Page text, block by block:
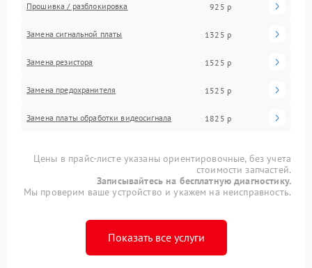
Прошивка / разблокировка 925 р
Замена сигнальной платы 1325 р
Замена резистора 1525 р
Замена предохранителя 1525 р
Замена платы обработки видеосигнала 1825 р
Цены в прайс-листе указаны ориентировочные, без учета
стоимости запчастей.
Записывайтесь на бесплатную диагностику.
Мы проверим ваше устройство и укажем на неисправность.
Показать все услуги